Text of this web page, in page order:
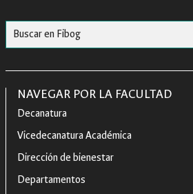
NAVEGAR POR LA FACULTAD
Decanatura
Vicedecanatura Académica
Dirección de bienestar
Departamentos